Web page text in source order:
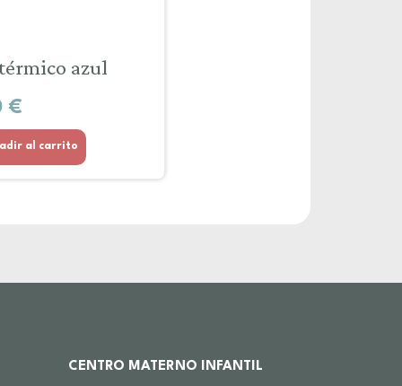
azul
€
al carrito
CENTRO MATERNO INFANTIL